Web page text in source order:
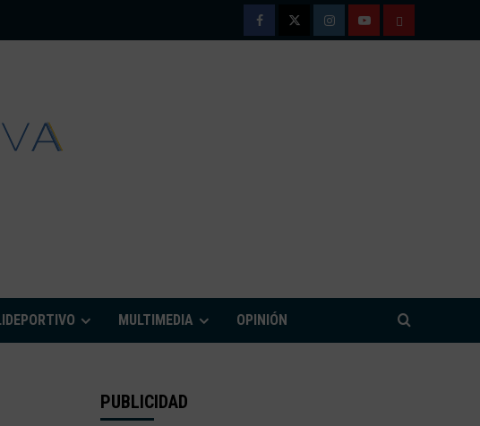
FacebookTwitterInstagramYoutubeTÉRMINOS
MULTIMEDIA OPINIÓN
PUBLICIDAD